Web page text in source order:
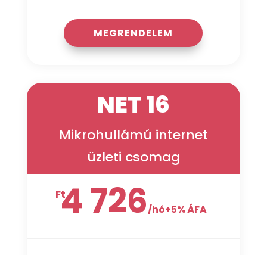
MEGRENDELEM
NET 16
Mikrohullámú internet
üzleti csomag
Ft4 726/hó+5% ÁFA